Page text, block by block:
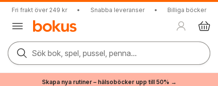
Fri frakt över 249 kr • Snabba leveranser • Billiga böcker
Sök bok, spel, pussel, penna...
Skapa nya rutiner – hälsoböcker upp till 50% →